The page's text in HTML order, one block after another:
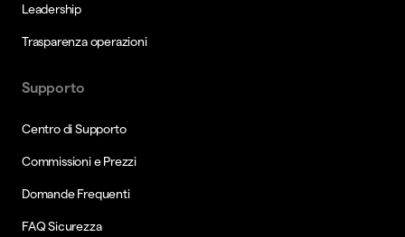
Leadership
Trasparenza operazioni
Supporto
Centro di Supporto
Commissioni e Prezzi
Domande Frequenti
FAQ Sicurezza